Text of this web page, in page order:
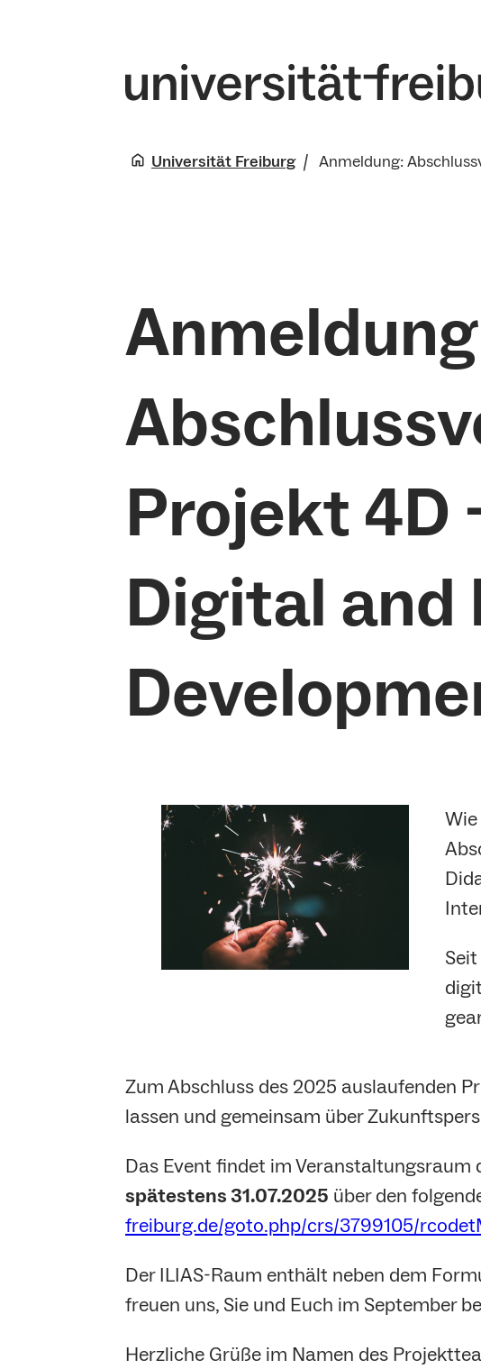
Universität Freiburg Anmeldung:
Projekt 4D
Digital and
Zum Abschluss des 2025 auslaufenden
lassen und gemeinsam über
Das Event findet im
spätestens 31.07.2025 über den
freiburg.de/goto.php/crs/3799105/
Der ILIAS-Raum enthält neben dem
freuen uns, Sie und Euch im September
Herzliche Grüße im Namen des